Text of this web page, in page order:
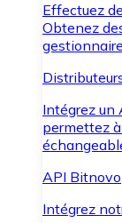
Effectuez
Obtenez
Intégrez un
permettez
API Bitnovo
Intégrez